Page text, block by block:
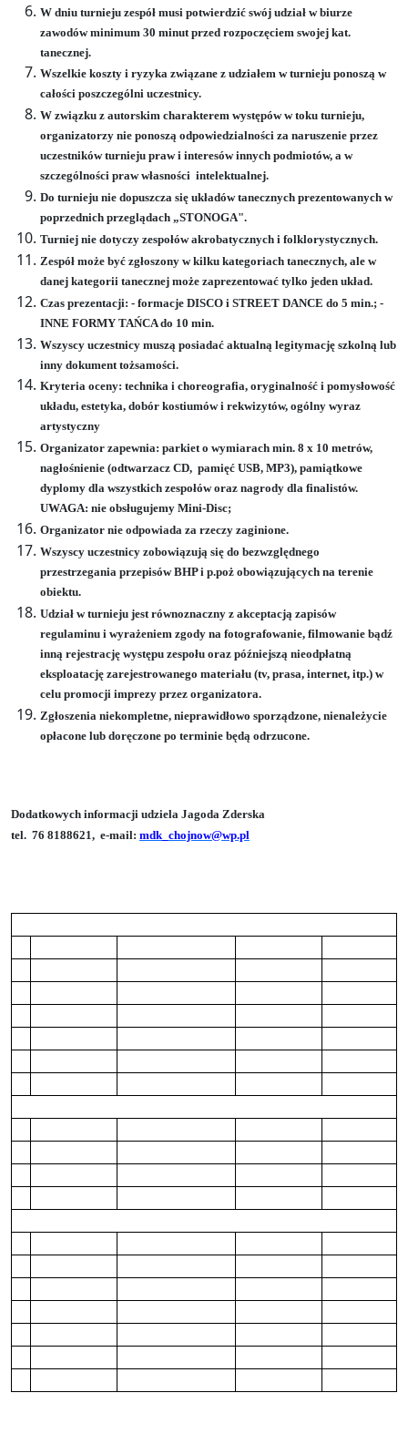
W dniu turnieju zespół musi potwierdzić swój udział w biurze
zawodów minimum 30 minut przed rozpoczęciem swojej kat.
tanecznej.
Wszelkie koszty i ryzyka związane z udziałem w turnieju ponoszą w
całości poszczególni uczestnicy.
W związku z autorskim charakterem występów w toku turnieju,
organizatorzy nie ponoszą odpowiedzialności za naruszenie przez
uczestników turnieju praw i interesów innych podmiotów, a w
szczególności praw własności intelektualnej.
Do turnieju nie dopuszcza się układów tanecznych prezentowanych w
poprzednich przeglądach „STONOGA".
Turniej nie dotyczy zespołów akrobatycznych i folklorystycznych.
Zespół może być zgłoszony w kilku kategoriach tanecznych, ale w
danej kategorii tanecznej może zaprezentować tylko jeden układ.
Czas prezentacji: - formacje DISCO i STREET DANCE do 5 min.; -
INNE FORMY TAŃCA do 10 min.
Wszyscy uczestnicy muszą posiadać aktualną legitymację szkolną lub
inny dokument tożsamości.
Kryteria oceny: technika i choreografia, oryginalność i pomysłowość
układu, estetyka, dobór kostiumów i rekwizytów, ogólny wyraz
artystyczny
Organizator zapewnia: parkiet o wymiarach min. 8 x 10 metrów,
nagłośnienie (odtwarzacz CD, pamięć USB, MP3), pamiątkowe
dyplomy dla wszystkich zespołów oraz nagrody dla finalistów.
UWAGA: nie obsługujemy Mini-Disc;
Organizator nie odpowiada za rzeczy zaginione.
Wszyscy uczestnicy zobowiązują się do bezwzględnego
przestrzegania przepisów BHP i p.poż obowiązujących na terenie
obiektu.
Udział w turnieju jest równoznaczny z akceptacją zapisów
regulaminu i wyrażeniem zgody na fotografowanie, filmowanie bądź
inną rejestrację występu zespołu oraz późniejszą nieodpłatną
eksploatację zarejestrowanego materiału (tv, prasa, internet, itp.) w
celu promocji imprezy przez organizatora.
Zgłoszenia niekompletne, nieprawidłowo sporządzone, nienależycie
opłacone lub doręczone po terminie będą odrzucone.
Dodatkowych informacji udziela Jagoda Zderska
tel. 76 8188621, e-mail: mdk_chojnow@wp.pl